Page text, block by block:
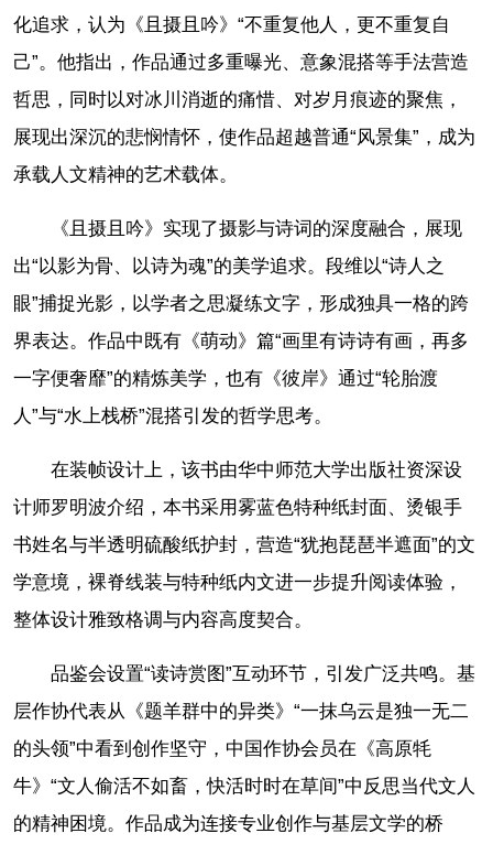
化追求，认为《且摄且吟》“不重复他人，更不重复自
己”。他指出，作品通过多重曝光、意象混搭等手法营造
哲思，同时以对冰川消逝的痛惜、对岁月痕迹的聚焦，
展现出深沉的悲悯情怀，使作品超越普通“风景集”，成为
承载人文精神的艺术载体。
《且摄且吟》实现了摄影与诗词的深度融合，展现
出“以影为骨、以诗为魂”的美学追求。段维以“诗人之
眼”捕捉光影，以学者之思凝练文字，形成独具一格的跨
界表达。作品中既有《萌动》篇“画里有诗诗有画，再多
一字便奢靡”的精炼美学，也有《彼岸》通过“轮胎渡
人”与“水上栈桥”混搭引发的哲学思考。
在装帧设计上，该书由华中师范大学出版社资深设
计师罗明波介绍，本书采用雾蓝色特种纸封面、烫银手
书姓名与半透明硫酸纸护封，营造“犹抱琵琶半遮面”的文
学意境，裸脊线装与特种纸内文进一步提升阅读体验，
整体设计雅致格调与内容高度契合。
品鉴会设置“读诗赏图”互动环节，引发广泛共鸣。基
层作协代表从《题羊群中的异类》“一抹乌云是独一无二
的头领”中看到创作坚守，中国作协会员在《高原牦
牛》“文人偷活不如畜，快活时时在草间”中反思当代文人
的精神困境。作品成为连接专业创作与基层文学的桥